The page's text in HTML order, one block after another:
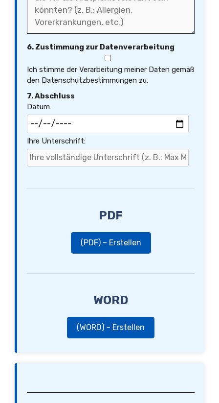
6. Zustimmung zur Datenverarbeitung
Ich stimme der Verarbeitung meiner Daten gemäß
den Datenschutzbestimmungen zu.
7. Abschluss
Datum:
Ihre Unterschrift:
PDF
(PDF) – Erstellen
WORD
(WORD) – Erstellen